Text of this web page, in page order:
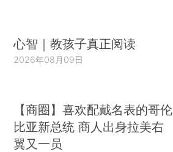
心智｜教孩子真正阅读
2026年08月09日
【商圈】喜欢配戴名表的哥伦
比亚新总统 商人出身拉美右
翼又一员